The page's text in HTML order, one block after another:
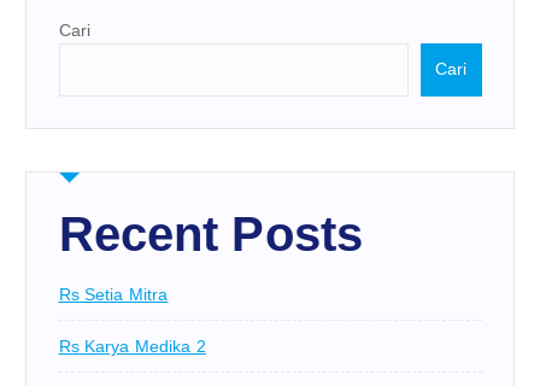
Cari
Cari
Recent Posts
Rs Setia Mitra
Rs Karya Medika 2